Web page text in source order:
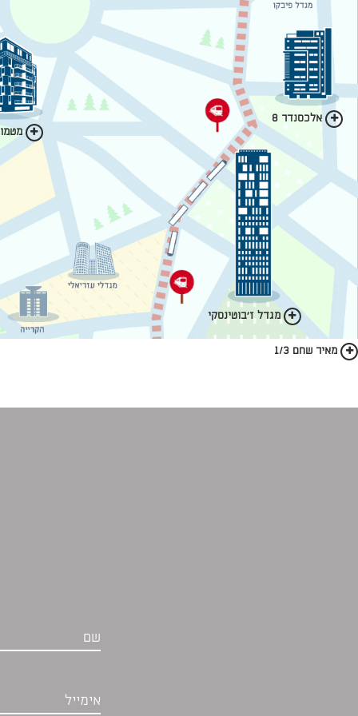
מאיר שחם 1/3
מגדל ז'בוטינסקי
אלכסנדר 8
שם
אימייל